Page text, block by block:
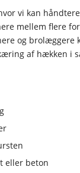
vi kan
mellem flere
og brolæggere
af hækken i
eller beton